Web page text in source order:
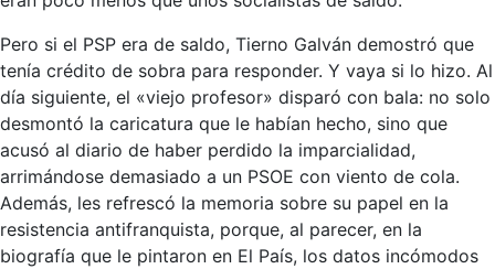
Pero si el PSP era de saldo, Tierno Galván demostró que
tenía crédito de sobra para responder. Y vaya si lo hizo. Al
día siguiente, el «viejo profesor» disparó con bala: no solo
desmontó la caricatura que le habían hecho, sino que
acusó al diario de haber perdido la imparcialidad,
arrimándose demasiado a un PSOE con viento de cola.
Además, les refrescó la memoria sobre su papel en la
resistencia antifranquista, porque, al parecer, en la
biografía que le pintaron en El País, los datos incómodos